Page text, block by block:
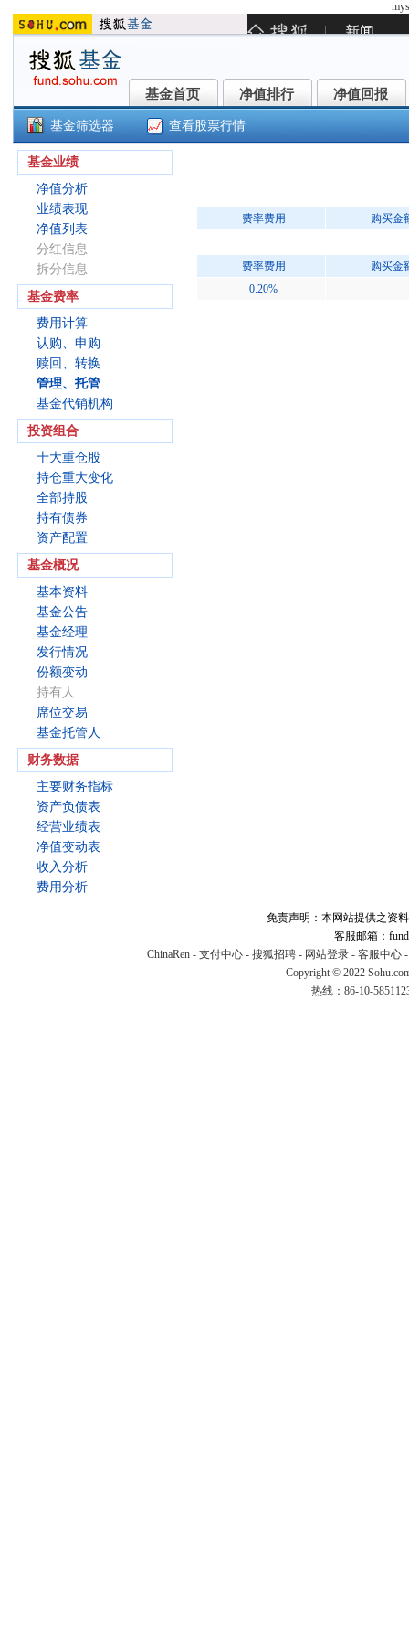
基金首页
基金首页 净值排行
净值排行 净值回报
净值回报
基金筛选器 查看股票行情
基金业绩
净值分析
业绩表现
净值列表
分红信息
拆分信息
基金费率
费用计算
认购、申购
赎回、转换
管理、托管
基金代销机构
投资组合
十大重仓股
持仓重大变化
全部持股
持有债券
资产配置
基金概况
基本资料
基金公告
基金经理
发行情况
份额变动
持有人
席位交易
基金托管人
财务数据
主要财务指标
资产负债表
经营业绩表
净值变动表
收入分析
费用分析
费率费用 购买金
费率费用
购买金
0.20%
免责声明：本网站提供之资
客服邮箱：
ChinaRen - 支付中心 - 搜狐招聘 - 网站登录 - 客服中心
Copyright © 2022
热线：86-10-